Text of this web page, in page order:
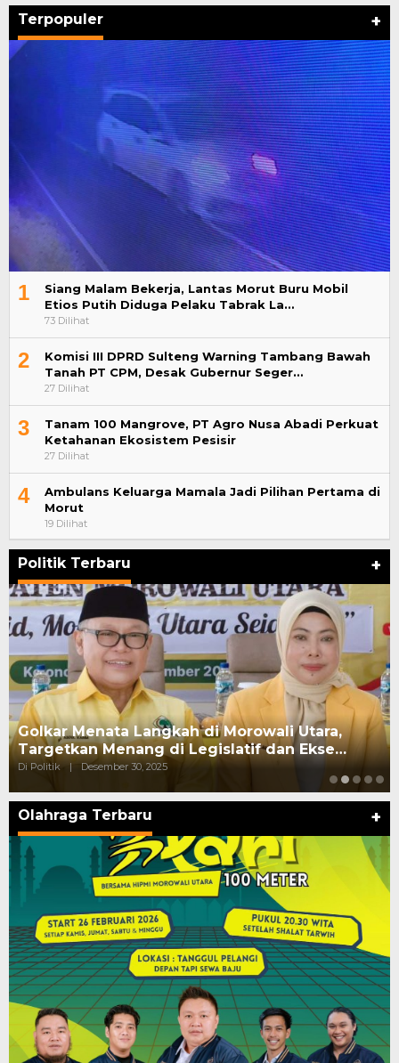
Terpopuler +
1
Siang Malam Bekerja, Lantas Morut Buru Mobil
Etios Putih Diduga Pelaku Tabrak La…
73 Dilihat
2
Komisi III DPRD Sulteng Warning Tambang Bawah
Tanah PT CPM, Desak Gubernur Seger…
27 Dilihat
3
Tanam 100 Mangrove, PT Agro Nusa Abadi Perkuat
Ketahanan Ekosistem Pesisir
27 Dilihat
4
Ambulans Keluarga Mamala Jadi Pilihan Pertama di
Morut
19 Dilihat
Politik Terbaru +
Golkar Menata Langkah di Morowali Utara,
Targetkan Menang di Legislatif dan Ekse…
Di Politik | Desember 30, 2025
Olahraga Terbaru +